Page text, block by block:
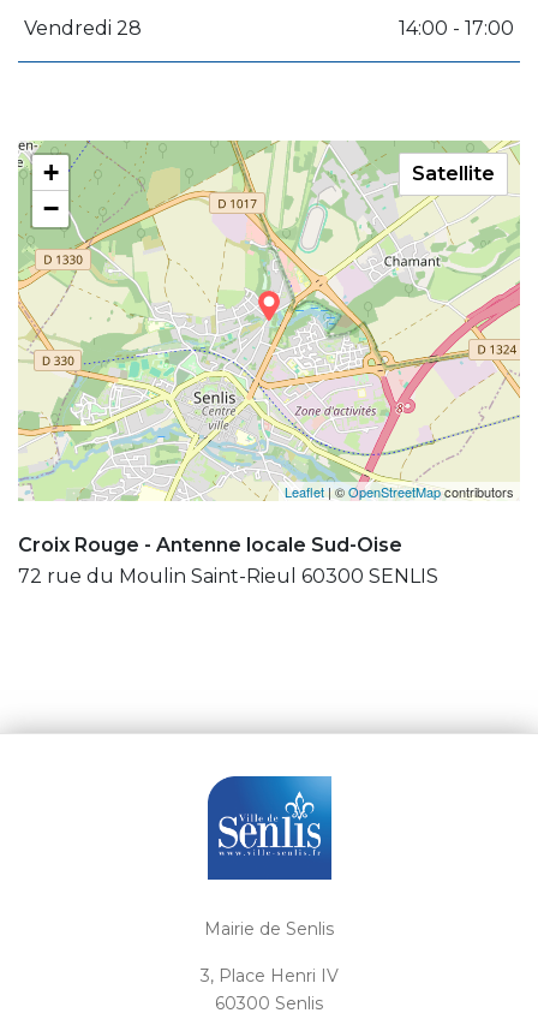
Vendredi 28
14:00 - 17:00
+
−
Leaflet | ©OpenStreetMapcontributors
Satellite
Croix Rouge - Antenne locale Sud-Oise
72 rue du Moulin Saint-Rieul 60300 SENLIS
Mairie de Senlis
3, Place Henri IV
60300 Senlis